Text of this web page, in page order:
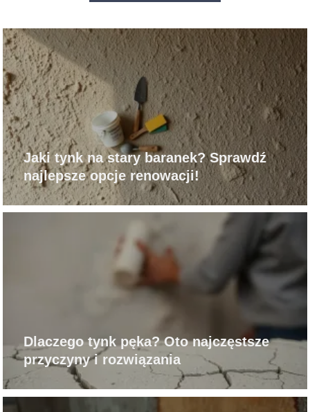
Jaki tynk na stary baranek? Sprawdź
najlepsze opcje renowacji!
Dlaczego tynk pęka? Oto najczęstsze
przyczyny i rozwiązania